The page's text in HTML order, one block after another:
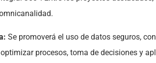
Se promoverá el uso de datos seguros,
procesos, toma de decisiones y